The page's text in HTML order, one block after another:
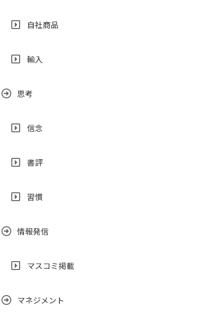
自社商品
輸入
思考
信念
書評
習慣
情報発信
マスコミ掲載
マネジメント